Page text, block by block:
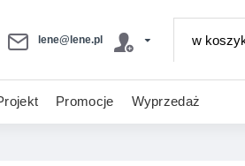
lene@lene.pl w
Promocje Wyprzedaż